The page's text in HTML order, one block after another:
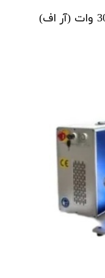
لیزر CO2 اسکنری تیوب فلزی 30 وات (آر اف)